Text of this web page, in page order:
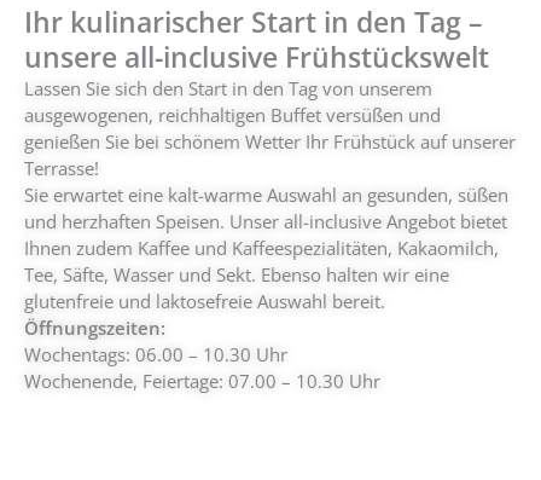
Ihr kulinarischer Start in den Tag –
unsere all-inclusive Frühstückswelt
Lassen Sie sich den Start in den Tag von unserem
ausgewogenen, reichhaltigen Buffet versüßen und
genießen Sie bei schönem Wetter Ihr Frühstück auf unserer
Terrasse!
Sie erwartet eine kalt-warme Auswahl an gesunden, süßen
und herzhaften Speisen. Unser all-inclusive Angebot bietet
Ihnen zudem Kaffee und Kaffeespezialitäten, Kakaomilch,
Tee, Säfte, Wasser und Sekt. Ebenso halten wir eine
glutenfreie und laktosefreie Auswahl bereit.
Öffnungszeiten:
Wochentags: 06.00 – 10.30 Uhr
Wochenende, Feiertage: 07.00 – 10.30 Uhr